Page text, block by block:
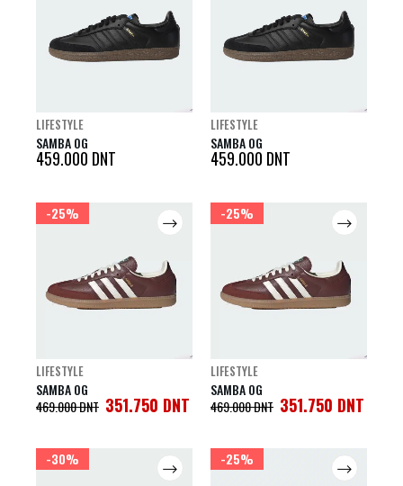
LIFESTYLE
SAMBA OG
459.000 DNT
LIFESTYLE
SAMBA OG
459.000 DNT
-25%
LIFESTYLE
SAMBA OG
469.000DNT 351.750 DNT
-25%
LIFESTYLE
SAMBA OG
469.000DNT 351.750 DNT
-30% -25%